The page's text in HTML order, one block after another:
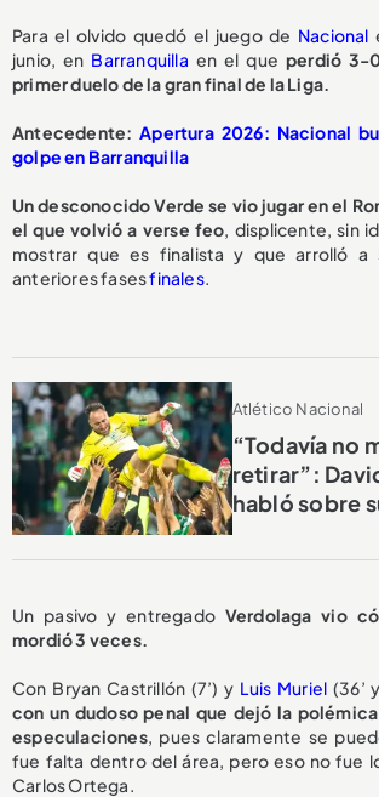
Para el olvido quedó el juego de Nacional
junio, en Barranquilla en el que perdió 3-
primer duelo de la gran final de la Liga.
Antecedente:Apertura 2026: Nacional
golpe en Barranquilla
Un desconocido Verde se vio jugar en el
el que volvió a verse feo, displicente, sin
mostrar que es finalista y que arrolló a
anteriores fasesfinales.
Atlético Nacional
“Todavía no
retirar”:
habló sobre
Un pasivo y entregado Verdolaga vio
mordió 3 veces.
Con Bryan Castrillón (7’) y Luis Muriel (36’
con un dudoso penal que dejó la
especulaciones, pues claramente se
fue falta dentro del área, pero eso no fue
Carlos Ortega.